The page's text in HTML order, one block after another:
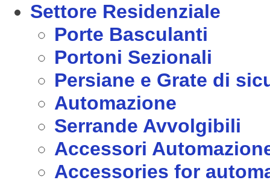
Settore Residenziale
Porte Basculanti
Portoni Sezionali
Persiane e Grate di
Automazione
Serrande Avvolgibili
Accessori
Accessories for